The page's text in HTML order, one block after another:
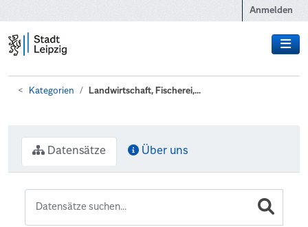
Anmelden
Kategorien Landwirtschaft, Fischerei,...
Datensätze Über uns